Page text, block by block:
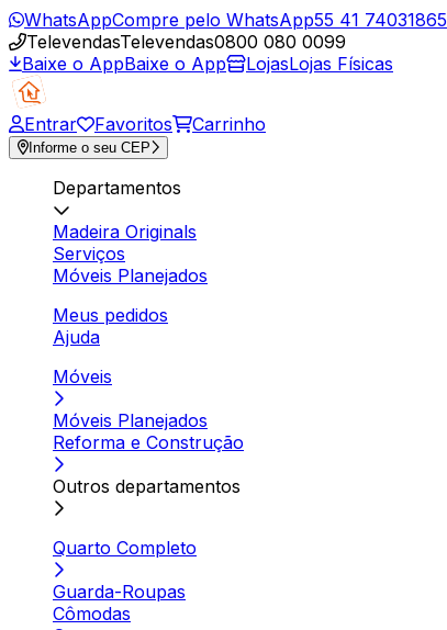
WhatsAppCompre pelo WhatsApp55 41 74031865
TelevendasTelevendas0800 080 0099
Baixe o AppBaixe o App LojasLojas Físicas
Entrar Favoritos Carrinho
Informe o seu CEP
Departamentos
Madeira Originals
Serviços
Móveis Planejados
Meus pedidos
Ajuda
Móveis
Móveis Planejados
Reforma e Construção
Outros departamentos
Quarto Completo
Guarda-Roupas
Cômodas